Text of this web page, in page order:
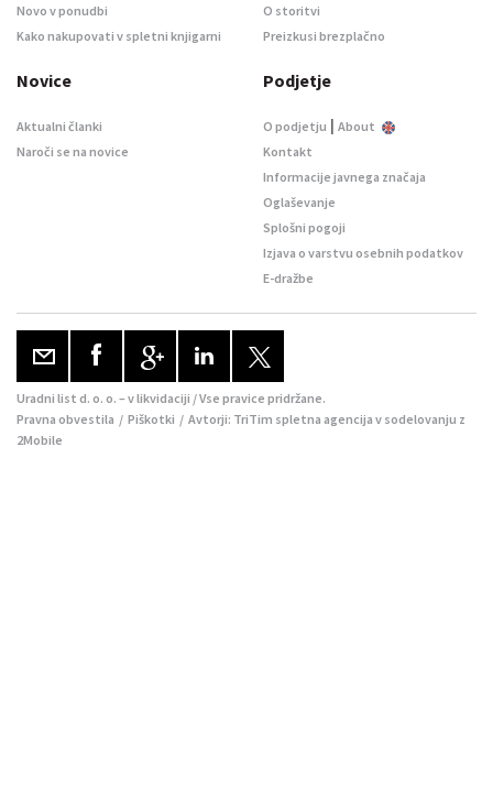
Novo v ponudbi
Kako nakupovati v spletni knjigarni
O storitvi
Preizkusi brezplačno
Novice
Aktualni članki
Naroči se na novice
Podjetje
O podjetju | About
Kontakt
Informacije javnega značaja
Oglaševanje
Splošni pogoji
Izjava o varstvu osebnih podatkov
E-dražbe
Uradni list d. o. o. – v likvidaciji / Vse pravice pridržane.
Pravna obvestila / Piškotki / Avtorji: TriTim spletna agencija v sodelovanju z
2Mobile